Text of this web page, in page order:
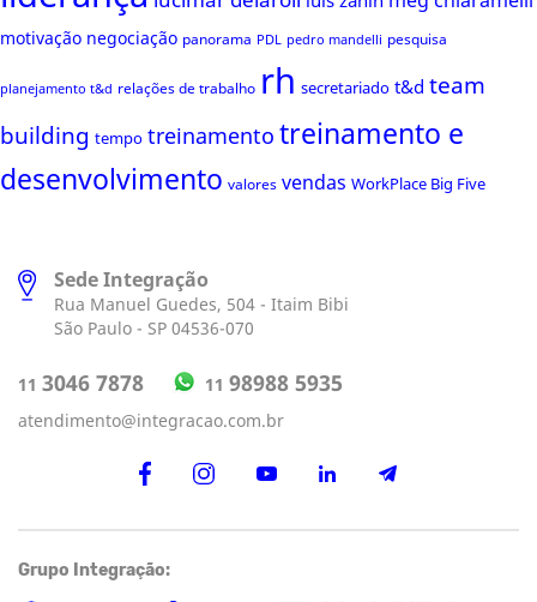
motivação negociação panorama PDL pedro mandelli pesquisa
planejamento t&d relações de trabalho rh secretariado t&d team
building tempo treinamentotreinamento e
desenvolvimento valores vendas WorkPlace Big Five
Sede Integração
Rua Manuel Guedes, 504 - Itaim Bibi
São Paulo - SP 04536-070
11 3046 7878 11 98988 5935
atendimento@integracao.com.br
Grupo Integração: